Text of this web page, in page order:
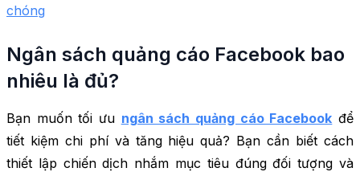
chóng
Ngân sách quảng cáo Facebook bao
nhiêu là đủ?
Bạn muốn tối ưu ngân sách quảng cáo Facebook để
tiết kiệm chi phí và tăng hiệu quả? Bạn cần biết cách
thiết lập chiến dịch nhắm mục tiêu đúng đối tượng và